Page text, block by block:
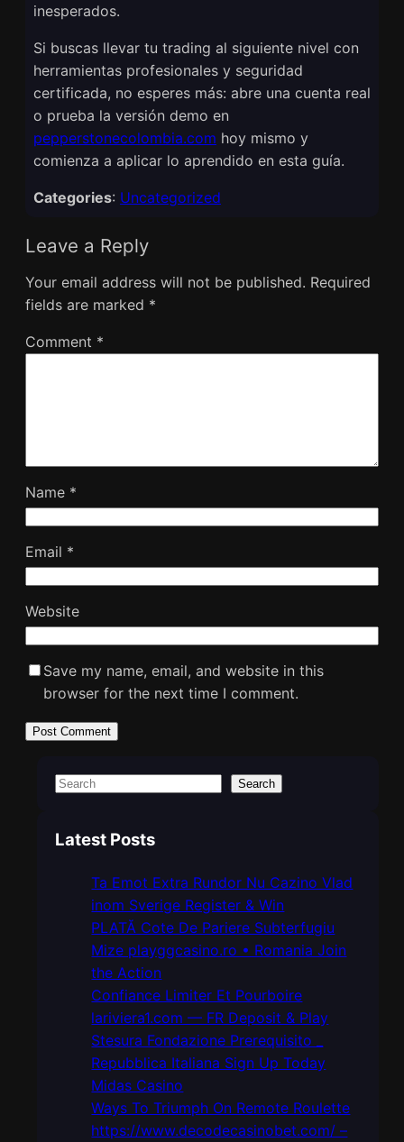
inesperados.
Si buscas llevar tu trading al siguiente nivel con
herramientas profesionales y seguridad
certificada, no esperes más: abre una cuenta real
o prueba la versión demo en
pepperstonecolombia.com hoy mismo y
comienza a aplicar lo aprendido en esta guía.
Categories: Uncategorized
Leave a Reply
Your email address will not be published. Required
fields are marked *
Comment *
Name *
Email *
Website
Save my name, email, and website in this
browser for the next time I comment.
S
a
Search
Latest Posts
Ta Emot Extra Rundor Nu Cazino Vlad
inom Sverige Register & Win
PLATĂ Cote De Pariere Subterfugiu
Mize playggcasino.ro • Romania Join
the Action
Confiance Limiter Et Pourboire
lariviera1.com — FR Deposit & Play
Stesura Fondazione Prerequisito _
Repubblica Italiana Sign Up Today
Midas Casino
Ways To Triumph On Remote Roulette
https://www.decodecasinobet.com/ –